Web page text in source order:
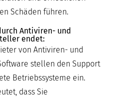
Schäden führen.
Antiviren- und
endet:
von Antiviren- und
stellen den Support
Betriebssysteme ein.
dass Sie